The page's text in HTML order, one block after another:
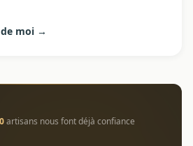
moi →
artisans nous font déjà confiance